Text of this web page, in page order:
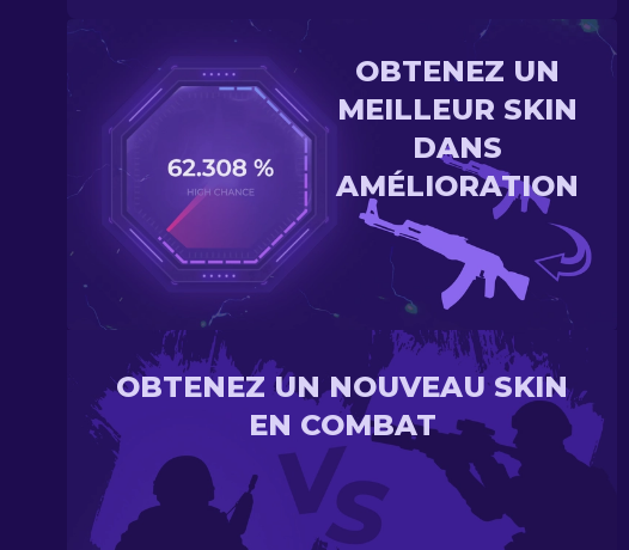
OBTENEZ UN
MEILLEUR SKIN
DANS
AMÉLIORATION
OBTENEZ UN NOUVEAU SKIN
EN COMBAT